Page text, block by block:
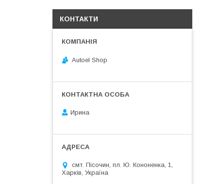
КОНТАКТИ
Autoel Shop
Ирина
смт. Пісочин, пл. Ю. Кононенка, 1,
Харків, Україна